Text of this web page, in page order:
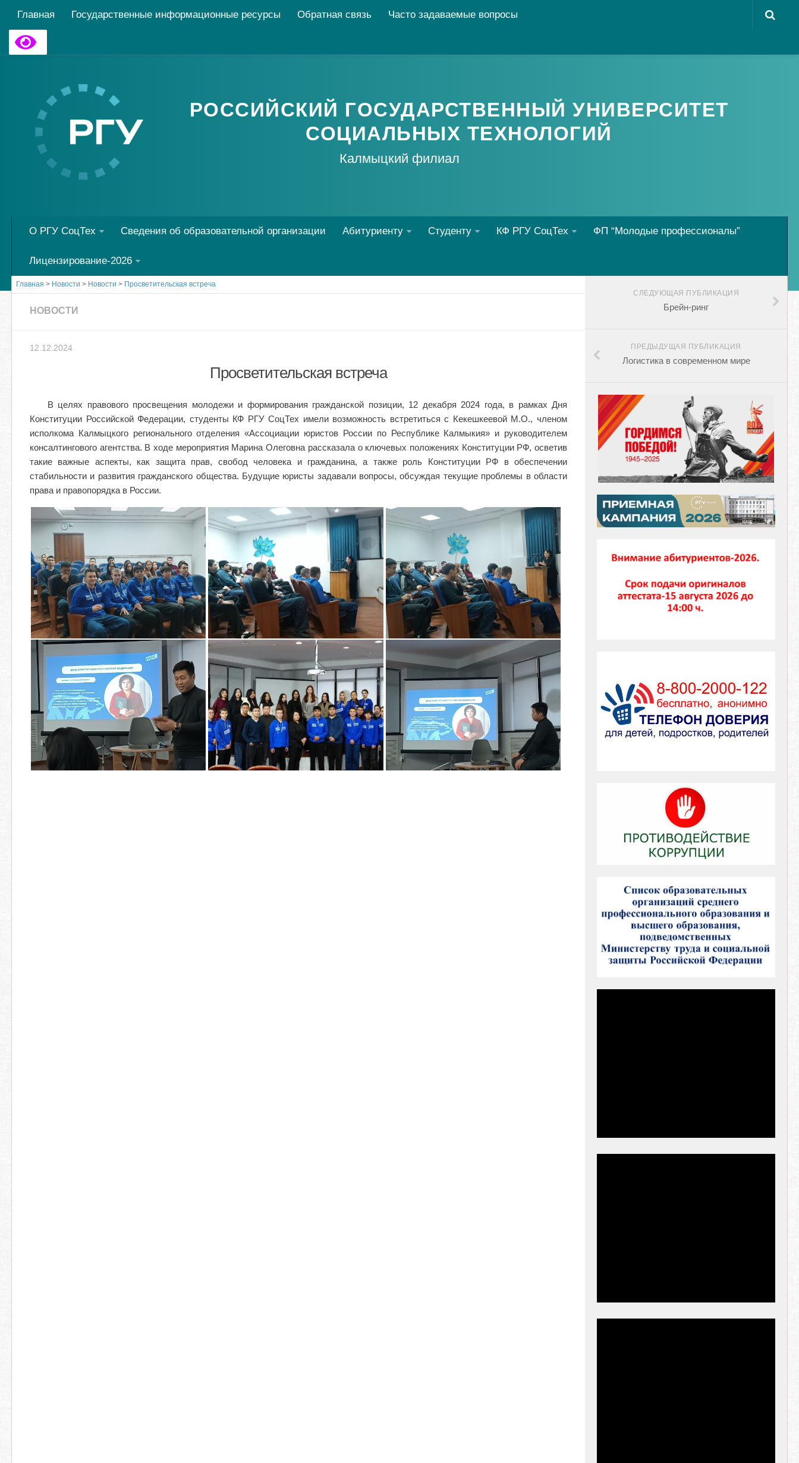
Главная Государственные информационные ресурсы Обратная связь Часто задаваемые вопросы
РОССИЙСКИЙ ГОСУДАРСТВЕННЫЙ УНИВЕРСИТЕТ
СОЦИАЛЬНЫХ ТЕХНОЛОГИЙ
Калмыцкий филиал
О РГУ СоцТех Сведения об образовательной организации Абитуриенту Студенту КФ РГУ СоцТех ФП “Молодые профессионалы”
Лицензирование-2026
Главная > Новости > Новости > Просветительская встреча
НОВОСТИ
12.12.2024
Просветительская встреча
В целях правового просвещения молодежи и формирования гражданской позиции, 12 декабря 2024 года, в рамках Дня
Конституции Российской Федерации, студенты КФ РГУ СоцТех имели возможность встретиться с Кекешкеевой М.О., членом
исполкома Калмыцкого регионального отделения «Ассоциации юристов России по Республике Калмыкия» и руководителем
консалтингового агентства.️ В ходе мероприятия Марина Олеговна рассказала о ключевых положениях Конституции РФ, осветив
такие важные аспекты, как защита прав, свобод человека и гражданина, а также роль Конституции РФ в обеспечении
стабильности и развития гражданского общества. Будущие юристы задавали вопросы, обсуждая текущие проблемы в области
права и правопорядка в России.
СЛЕДУЮЩАЯ ПУБЛИКАЦИЯ
Брейн-ринг
ПРЕДЫДУЩАЯ ПУБЛИКАЦИЯ
Логистика в современном мире